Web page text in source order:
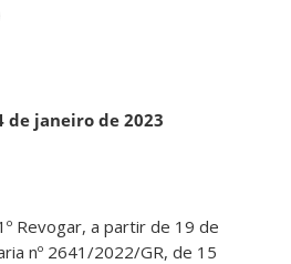
de janeiro de 2023
Revogar, a partir de 19 de
nº 2641/2022/GR, de 15